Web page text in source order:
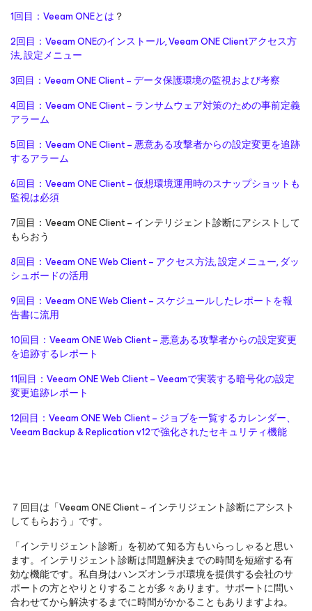
1回目：Veeam ONEとは ？
2回目：Veeam ONEのインストール, Veeam ONE Clientアクセス方
法, 設定メニュー
3回目：Veeam ONE Client – データ保護環境の監視および考察
4回目：Veeam ONE Client – ランサムウェア対策のための事前定義
アラーム
5回目：Veeam ONE Client – 悪意ある攻撃者からの設定変更を追跡
するアラーム
6回目：Veeam ONE Client – 仮想環境運用時のスナップショットも
監視は必須
7回目：Veeam ONE Client – インテリジェント診断にアシストして
もらおう
8回目：Veeam ONE Web Client – アクセス方法, 設定メニュー, ダッ
シュボードの活用
9回目：Veeam ONE Web Client – スケジュールしたレポートを報
告書に流用
10回目：Veeam ONE Web Client – 悪意ある攻撃者からの設定変更
を追跡するレポート
11回目：Veeam ONE Web Client – Veeamで実装する暗号化の設定
変更追跡レポート
12回目：Veeam ONE Web Client – ジョブを一覧するカレンダー、
Veeam Backup & Replication v12で強化されたセキュリティ機能
７回目は「Veeam ONE Client – インテリジェント診断にアシスト
してもらおう」です。
「インテリジェント診断」を初めて知る方もいらっしゃると思い
ます。インテリジェント診断は問題解決までの時間を短縮する有
効な機能です。私自身はハンズオンラボ環境を提供する会社のサ
ポートの方とやりとりすることが多々あります。サポートに問い
合わせてから解決するまでに時間がかかることもありますよね。